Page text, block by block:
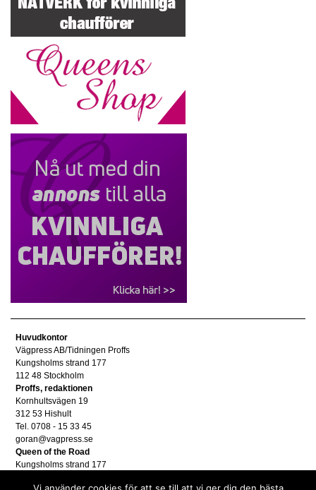
Huvudkontor
Vägpress AB/Tidningen Proffs
Kungsholms strand 177
112 48 Stockholm
Proffs, redaktionen
Kornhultsvägen 19
312 53 Hishult
Tel. 0708 - 15 33 45
goran@vagpress.se
Queen of the Road
Kungsholms strand 177